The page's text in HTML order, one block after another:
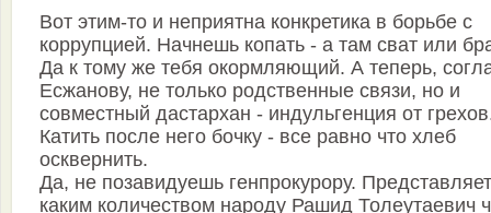
Вот этим-то и неприятна конкретика в борьбе с
коррупцией. Начнешь копать - а там сват или
Да к тому же тебя окормляющий. А теперь,
Есжанову, не только родственные связи, но и
совместный дастархан - индульгенция от
Катить после него бочку - все равно что хлеб
осквернить.
Да, не позавидуешь генпрокурору.
каким количеством народу Рашид Толеутаевич